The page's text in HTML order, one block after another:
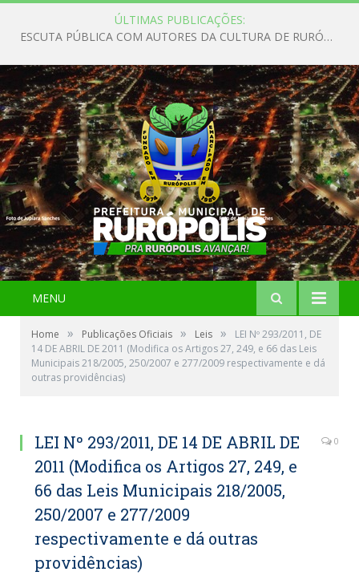
ÚLTIMAS PUBLICAÇÕES:
Rurópolis vivencia dias de fé e devoção com a visita da Imagem Peregrina de Nossa Senhora de Nazaré
MENU
Home » Publicações Oficiais » Leis »
LEI Nº 293/2011, DE
14 DE ABRIL DE 2011 (Modifica os Artigos 27, 249, e 66 das Leis
Municipais 218/2005, 250/2007 e 277/2009 respectivamente e dá
outras providências)
LEI Nº 293/2011, DE 14 DE ABRIL DE
2011 (Modifica os Artigos 27, 249, e
66 das Leis Municipais 218/2005,
250/2007 e 277/2009
respectivamente e dá outras
providências)
0